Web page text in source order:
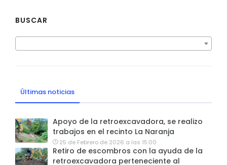
BUSCAR
Últimas noticias
Apoyo de la retroexcavadora, se realizo
trabajos en el recinto La Naranja
25 de Febrero de 2026 a las 15:00
Retiro de escombros con la ayuda de la
retroexcavadora perteneciente al